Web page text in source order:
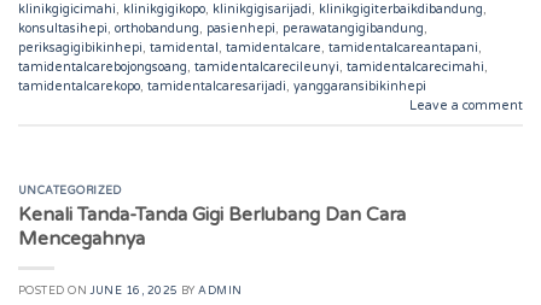
klinikgigicimahi, klinikgigikopo, klinikgigisarijadi, klinikgigiterbaikdibandung,
konsultasihepi, orthobandung, pasienhepi, perawatangigibandung,
periksagigibikinhepi, tamidental, tamidentalcare, tamidentalcareantapani,
tamidentalcarebojongsoang, tamidentalcarecileunyi, tamidentalcarecimahi,
tamidentalcarekopo, tamidentalcaresarijadi, yanggaransibikinhepi
Leave a comment
UNCATEGORIZED
Kenali Tanda-Tanda Gigi Berlubang Dan Cara
Mencegahnya
POSTED ONJUNE 16, 2025 BYADMIN